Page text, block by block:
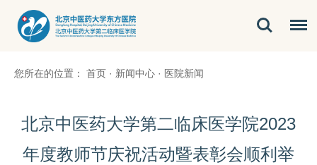
您所在的位置： 首页 · 新闻中心 · 医院新闻
北京中医药大学第二临床医学院2023
年度教师节庆祝活动暨表彰会顺利举